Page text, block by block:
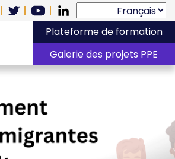
Plateforme de formation
Galerie des projets PPE